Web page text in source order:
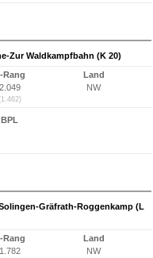
Zur Waldkampfbahn (K 20)
Rang
2.049
Land
NW
BPL
Gräfrath-Roggenkamp (L
Rang
1.782
Land
NW